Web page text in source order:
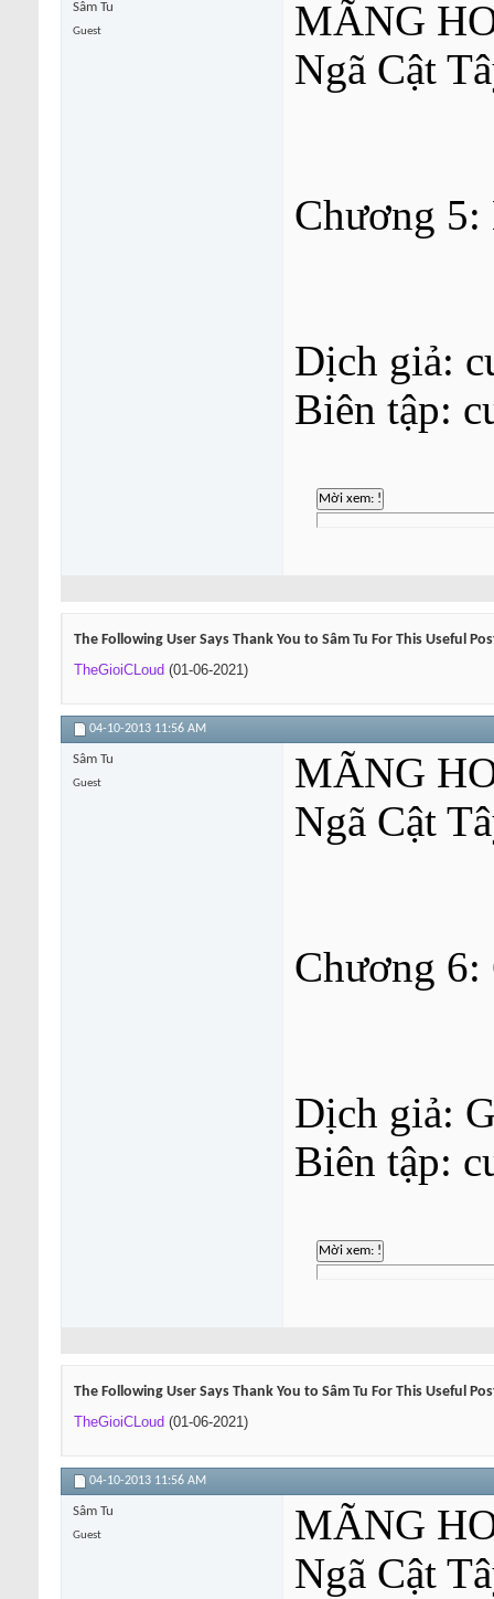
Sâm Tu
Guest
MÃNG
Ngã Cật
Chương
Dịch giả:
Biên tập:
The Following User Says Thank You to Sâm Tu For This Useful
TheGioiCLoud (01-06-2021)
04-10-2013 11:56 AM
Sâm Tu
Guest
MÃNG
Ngã Cật
Chương 6:
Dịch giả:
Biên tập:
The Following User Says Thank You to Sâm Tu For This Useful
TheGioiCLoud (01-06-2021)
04-10-2013 11:56 AM
Sâm Tu
Guest
MÃNG
Ngã Cật